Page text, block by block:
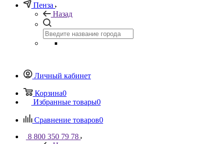
Пенза
Назад
Личный кабинет
Корзина0
Избранные товары0
Сравнение товаров0
8 800 350 79 78